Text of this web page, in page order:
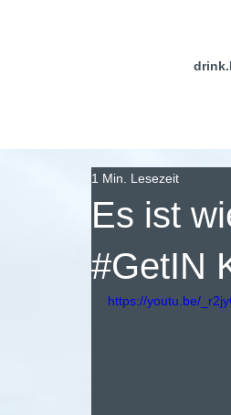
Es ist
#GetIN
1 Min. Lesezeit
https://youtu.be/